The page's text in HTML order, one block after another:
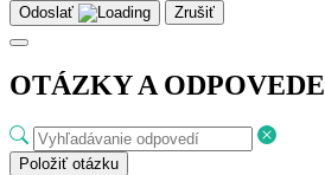
Odoslať Zrušiť
OTÁZKY A ODPOVEDE
Položiť otázku